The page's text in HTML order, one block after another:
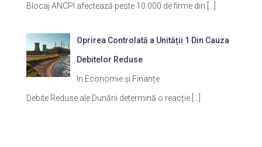
Blocaj ANCPI afectează peste 10.000 de firme din
Oprirea Controlată a Unității 1 Din Cauza
Debitelor Reduse
In Economie și Finanțe
Debite Reduse ale Dunării determină o reacție